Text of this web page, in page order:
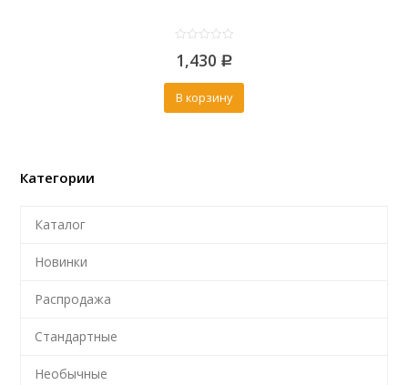
out
5
1,430 Р
В корзину
Категории
Каталог
Новинки
Распродажа
Стандартные
Необычные